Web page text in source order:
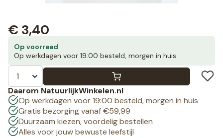
Op voorraad
Op werkdagen voor 19:00 besteld, morgen in huis
€ 3,40
Daarom NatuurlijkWinkelen.nl
Op werkdagen voor 19:00 besteld, morgen in huis
Gratis bezorging vanaf €59,99
Duurzaam kiezen, voordelig bestellen
Alles voor jouw bewuste leefstijl